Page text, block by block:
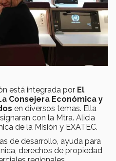
está integrada por El
Consejera Económica y
en diversos temas. Ella
con la Mtra. Alicia
de la Misión y EXATEC.
de desarrollo, ayuda para
derechos de propiedad